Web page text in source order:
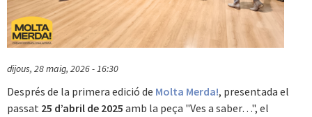
dijous, 28 maig, 2026 - 16:30
Després de la primera edició de Molta Merda!, presentada el
passat 25 d’abril de 2025 amb la peça "Ves a saber…", el